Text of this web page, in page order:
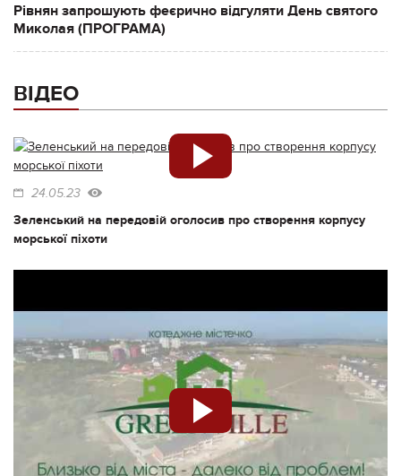
Рівнян запрошують феєрично відгуляти День святого
Миколая (ПРОГРАМА)
ВІДЕО
24.05.23
Зеленський на передовій оголосив про створення корпусу
морської піхоти